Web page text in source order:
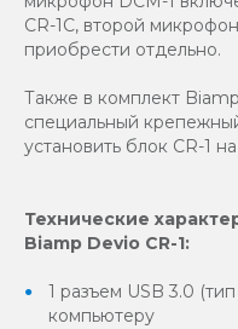
CR-1C, второй
приобрести отдельно.
Также в комплект
специальный
установить блок CR-1
Технические
Biamp Devio CR-1:
1 разъем USB 3.0
компьютеру